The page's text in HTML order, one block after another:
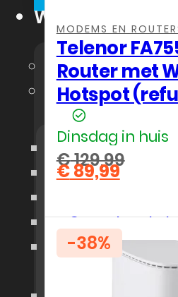
Webshop
🔥 Outlet
Electronica &
Gadgets
Telefoon
Tablet
Smartwatch
Slimme
MODEMS EN
Telenor
Router met
Hotspot
Dinsdag in huis
€129,99
€ 129,99.
€89,99
Huidige
is:
€ 89,99.
-38%